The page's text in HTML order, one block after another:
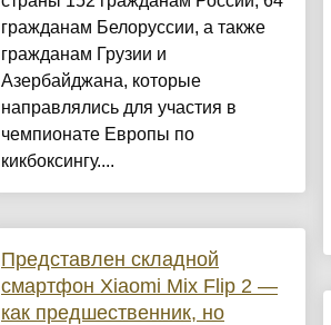
гражданам Белоруссии, а также
гражданам Грузии и
Азербайджана, которые
направлялись для участия в
чемпионате Европы по
кикбоксингу....
Представлен складной
смартфон Xiaomi Mix Flip 2 —
как предшественник, но